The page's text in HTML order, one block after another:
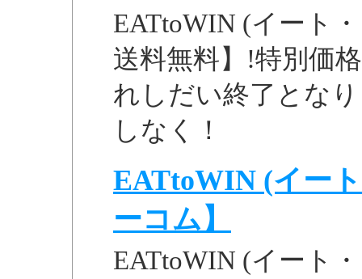
EATtoWIN (イート
送料無料】!特別価
れしだい終了とな
しなく！
EATtoWIN (イー
ーコム】
EATtoWIN (イート